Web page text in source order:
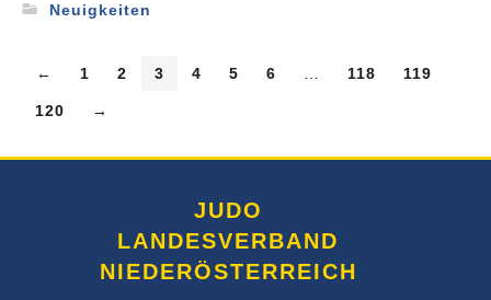
Neuigkeiten
← 1 2 3 4 5 6 118 119
120 →
JUDO
LANDESVERBAND
NIEDERÖSTERREICH